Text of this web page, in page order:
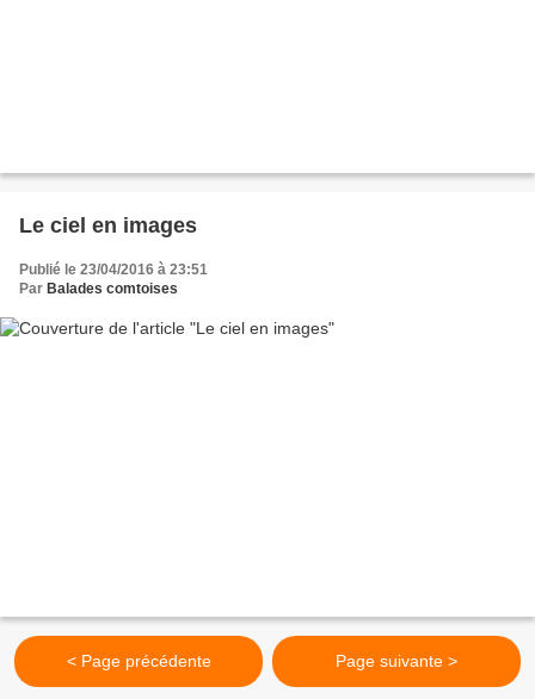
Le ciel en images
Publié le 23/04/2016 à 23:51
Par Balades comtoises
< Page précédente Page suivante >